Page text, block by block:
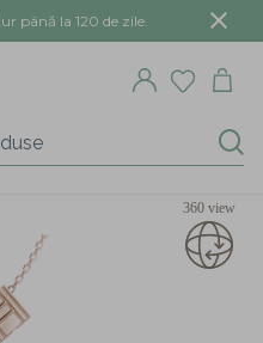
până la 120 de zile.
360 view